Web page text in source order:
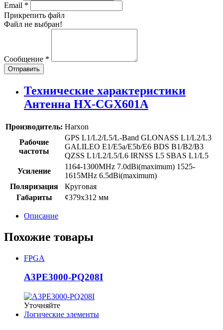
Email *
Прикрепить файл
Файл не выбран!
Сообщение *
Отправить
Технические характеристики
Антенна HX-CGX601A
Производитель: Harxon
Рабочие
частоты
GPS L1/L2/L5/L-Band GLONASS L1/L2/L3
GALILEO E1/E5a/E5b/E6 BDS B1/B2/B3
QZSS L1/L2/L5/L6 IRNSS L5 SBAS L1/L5
Усиление
1164-1300MHz 7.0dBi(maximum) 1525-
1615MHz 6.5dBi(maximum)
Поляризация
Круговая
Габариты
¢379х312 мм
Описание
Похожие товары
FPGA
A3PE3000-PQ208I
Уточняйте
Логические элементы